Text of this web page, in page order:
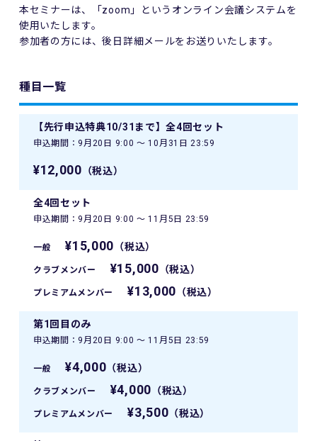
本セミナーは、「zoom」というオンライン会議システムを
使用いたします。
参加者の方には、後日詳細メールをお送りいたします。
種目一覧
【先行申込特典10/31まで】全4回セット
申込期間：9月20日 9:00 〜 10月31日 23:59
¥12,000 （税込）
全4回セット
申込期間：9月20日 9:00 〜 11月5日 23:59
一般 ¥15,000 （税込）
クラブメンバー ¥15,000 （税込）
プレミアムメンバー ¥13,000 （税込）
第1回目のみ
申込期間：9月20日 9:00 〜 11月5日 23:59
一般 ¥4,000 （税込）
クラブメンバー ¥4,000 （税込）
プレミアムメンバー ¥3,500 （税込）